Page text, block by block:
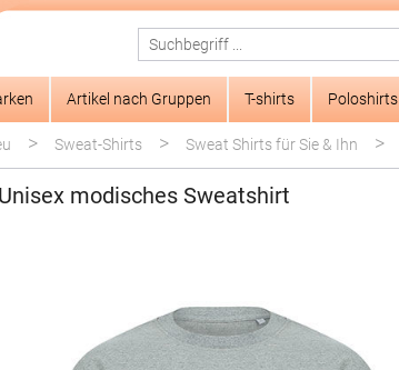
Artikel nach Gruppen T-shirts Poloshirts
> Sweat-Shirts > Sweat Shirts für Sie & Ihn >
modisches Sweatshirt